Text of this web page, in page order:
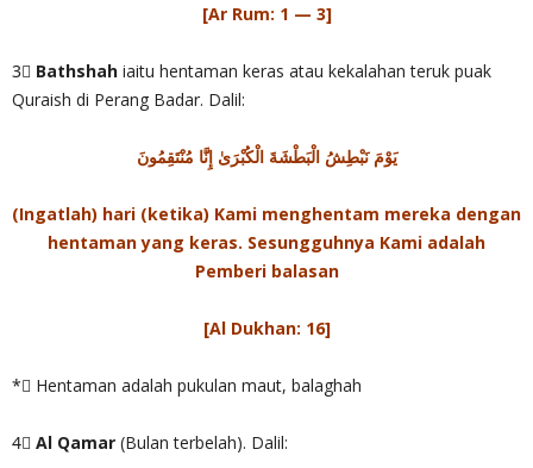
[Ar Rum: 1 — 3]
3⃣ Bathshah iaitu hentaman keras atau kekalahan teruk puak
Quraish di Perang Badar. Dalil:
يَوْمَ نَبْطِشُ الْبَطْشَةَ الْكُبْرَىٰ إِنَّا مُنْتَقِمُونَ
(Ingatlah) hari (ketika) Kami menghentam mereka dengan
hentaman yang keras. Sesungguhnya Kami adalah
Pemberi balasan
[Al Dukhan: 16]
*⃣ Hentaman adalah pukulan maut, balaghah
4⃣ Al Qamar (Bulan terbelah). Dalil: